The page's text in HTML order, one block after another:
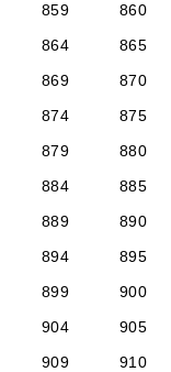
859
860
864
865
869
870
874
875
879
880
884
885
889
890
894
895
899
900
904
905
909
910